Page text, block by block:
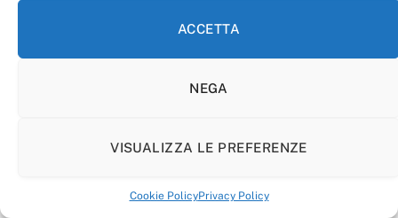
ACCETTA
NEGA
VISUALIZZA LE PREFERENZE
Cookie PolicyPrivacy Policy